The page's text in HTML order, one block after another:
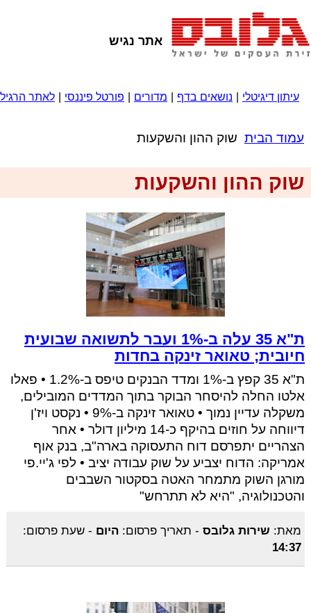
אתר נגיש
לאתר הרגיל פורטל פיננסי מדורים נושאים בדף עיתון דיגיטלי
עמוד הבית שוק ההון והשקעות
שוק ההון והשקעות
ת"א 35 עלה ב-1% ועבר לתשואה שבועית
חיובית; טאואר זינקה בחדות
ת"א 35 קפץ ב-1% ומדד הבנקים טיפס ב-1.2% • פאלו
אלטו החלה להיסחר הבוקר בתוך המדדים המובילים,
משקלה עדיין נמוך • טאואר זינקה ב-9% • נקסט ויז'ן
דיווחה על חוזים בהיקף כ-14 מיליון דולר • אחר
הצהריים יתפרסם דוח התעסוקה בארה"ב, בנק אוף
אמריקה: הדוח יצביע על שוק עבודה יציב • לפי ג'יי.פי
מורגן השוק מתמחר האטה בסקטור השבבים
והטכנולוגיה, "היא לא תתרחש"
מאת: שירות גלובס- תאריך פרסום: היום - שעת פרסום:
14:37